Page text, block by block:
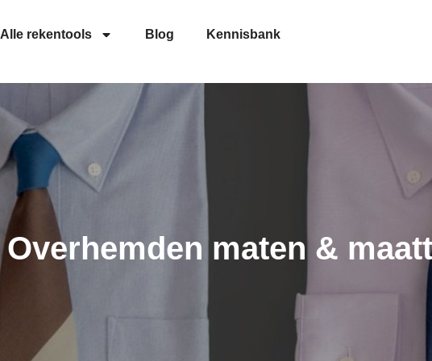
Alle rekentools Blog Kennisbank
Overhemden maten &